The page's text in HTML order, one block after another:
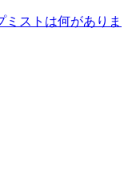
ミストは何がありま